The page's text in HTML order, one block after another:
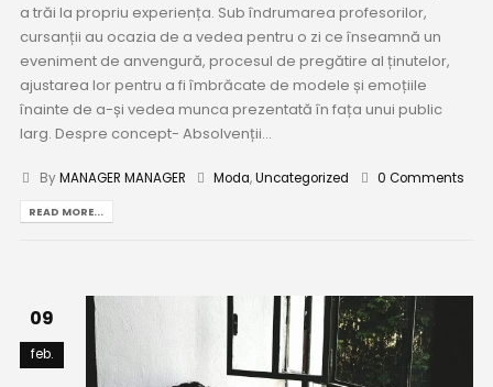
a trăi la propriu experiența. Sub îndrumarea profesorilor,
cursanții au ocazia de a vedea pentru o zi ce înseamnă un
eveniment de anvengură, procesul de pregătire al ținutelor,
ajustarea lor pentru a fi îmbrăcate de modele și emoțiile
înainte de a-și vedea munca prezentată în fața unui public
larg. Despre concept- Absolvenții...
ByMANAGER MANAGER Moda,Uncategorized 0 Comments
READ MORE...
09
feb.